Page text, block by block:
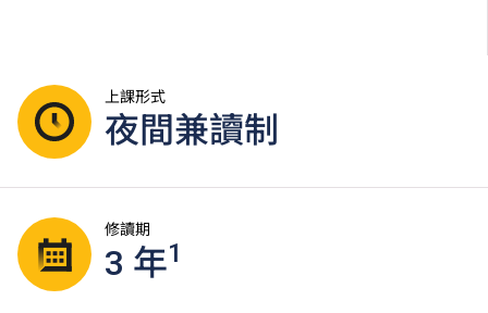
上課形式
夜間兼讀制
修讀期
3 年1